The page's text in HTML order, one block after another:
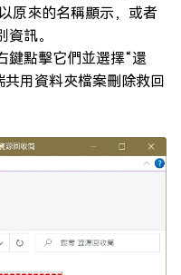
原來的名稱顯示，或者
訊。
鍵點擊它們並選擇“還
用資料夾檔案刪除救回